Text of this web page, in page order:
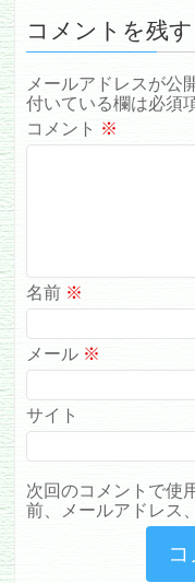
コメントを残す
メールアドレスが公
付いている欄は必須
コメント ※
名前 ※
メール ※
サイト
次回のコメントで使
前、メールアドレス